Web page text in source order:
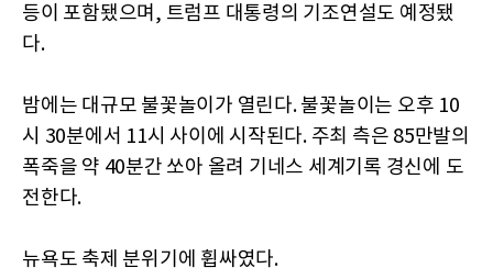
등이 포함됐으며, 트럼프 대통령의 기조연설도 예정됐
다.
밤에는 대규모 불꽃놀이가 열린다. 불꽃놀이는 오후 10
시 30분에서 11시 사이에 시작된다. 주최 측은 85만발의
폭죽을 약 40분간 쏘아 올려 기네스 세계기록 경신에 도
전한다.
뉴욕도 축제 분위기에 휩싸였다.